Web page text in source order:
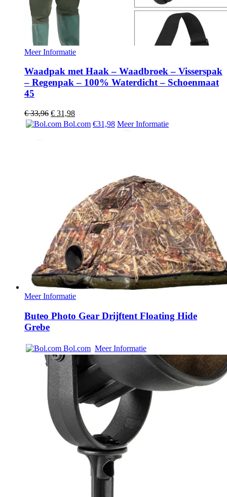
Meer Informatie
Waadpak met Haak – Waadbroek – Visserspak
– Regenpak – 100% Waterdicht – Schoenmaat
45
€33,96 Oorspronkelijke
prijs
€ 31,98Huidige
prijs
Bol.com €31,98 Meer Informatie
Meer Informatie
Buteo Photo Gear Drijftent Floating Hide
Grebe
Bol.com Meer Informatie